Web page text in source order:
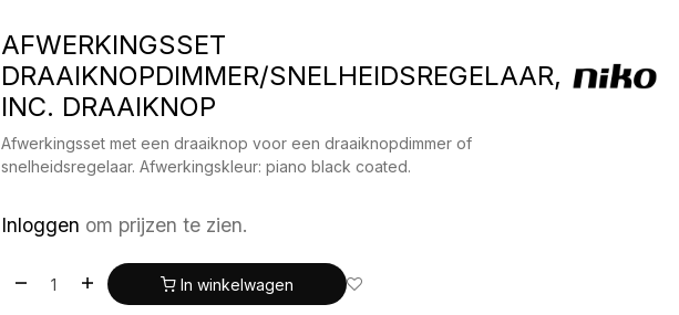
AFWERKINGSSET
DRAAIKNOPDIMMER/SNELHEIDSREGELAAR,
INC. DRAAIKNOP
Afwerkingsset met een draaiknop voor een draaiknopdimmer of
snelheidsregelaar. Afwerkingskleur: piano black coated.
Inloggen om prijzen te zien.
In winkelwagen